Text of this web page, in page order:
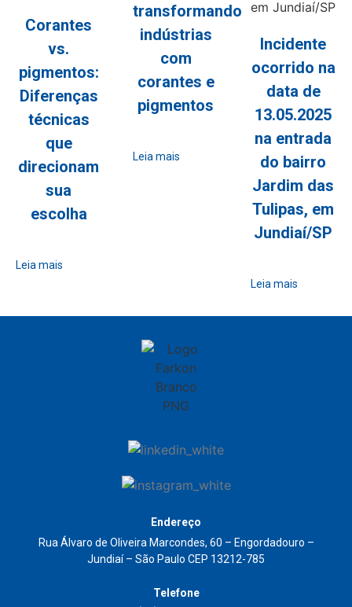
Corantes
vs.
pigmentos:
Diferenças
técnicas
que
direcionam
sua
escolha
Leia mais
transformando
indústrias
com
corantes e
pigmentos
Leia mais
Incidente
ocorrido na
data de
13.05.2025
na entrada
do bairro
Jardim das
Tulipas, em
Jundiaí/SP
Leia mais
Endereço
Rua Álvaro de Oliveira Marcondes, 60 – Engordadouro –
Jundiaí – São Paulo CEP 13212-785
Telefone